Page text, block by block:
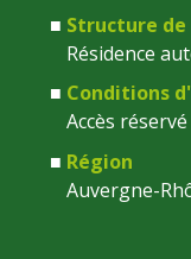
Structure
Résidence
Conditions
Accès
Région
Auvergne-